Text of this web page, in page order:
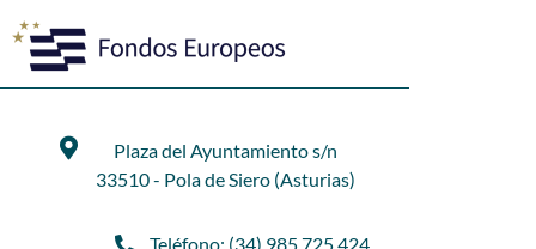
Plaza del Ayuntamiento s/n
33510 - Pola de Siero (Asturias)
Teléfono: (34) 985 725 424